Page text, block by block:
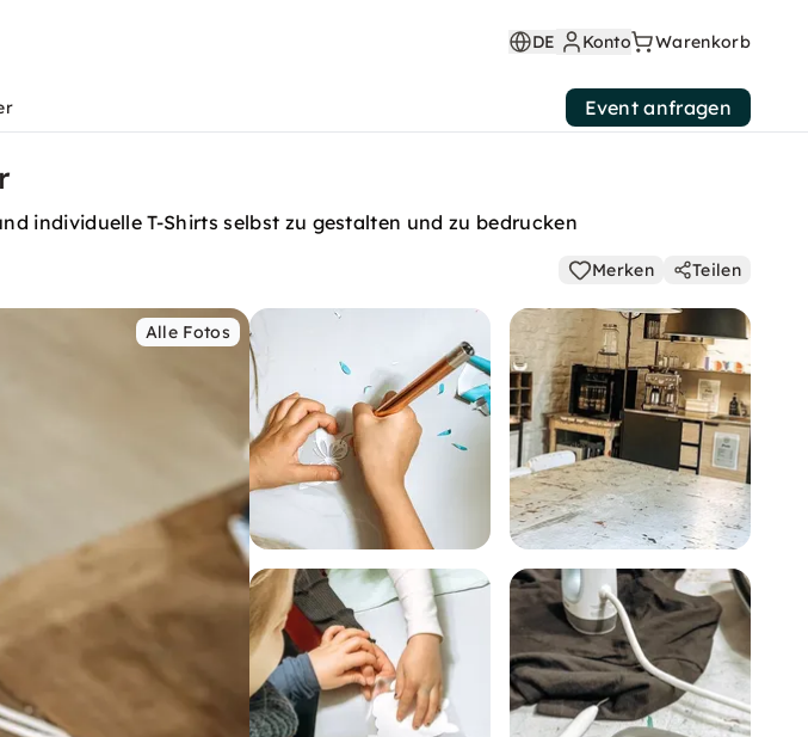
DE Konto Warenkorb
Event anfragen
individuelle T-Shirts selbst zu gestalten und zu bedrucken
Merken Teilen
Alle Fotos